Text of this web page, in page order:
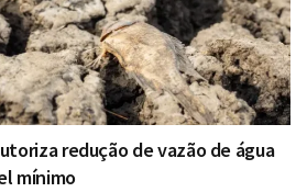
redução de vazão de água
mínimo